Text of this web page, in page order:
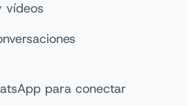
vídeos
para conectar